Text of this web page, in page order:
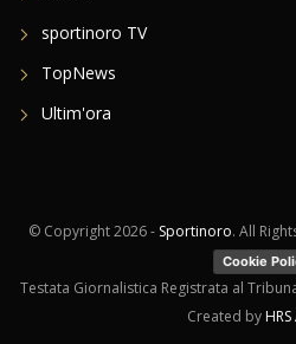
sportinoro TV
TopNews
Ultim'ora
© Copyright2026 - Sportinoro. All
Cookie
Testata Giornalistica Registrata al
Created by